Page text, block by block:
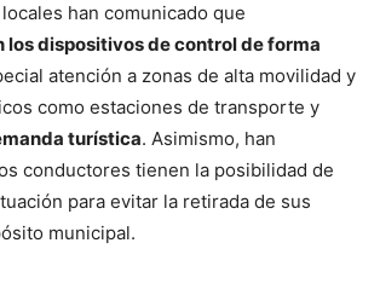
han comunicado que
los dispositivos de control de forma
atención a zonas de alta movilidad y
como estaciones de transporte y
turística. Asimismo, han
conductores tienen la posibilidad de
para evitar la retirada de sus
municipal.